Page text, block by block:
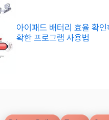
아이패드 배터리 효율 확인
확한 프로그램 사용법